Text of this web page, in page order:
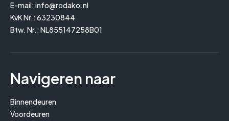
E-mail: info@rodako.nl
KvK Nr.: 63230844
Btw. Nr.: NL855147258B01
Navigeren naar
Binnendeuren
Voordeuren